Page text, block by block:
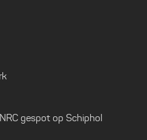
gespot op Schiphol